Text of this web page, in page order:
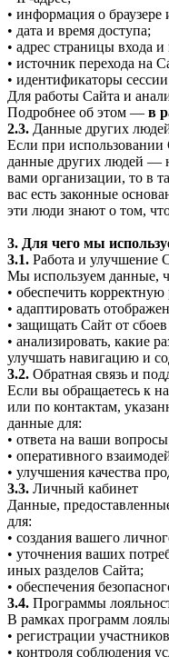
• информация о браузере
• дата и время доступа;
• адрес страницы входа и
• источник перехода на
• идентификаторы
Для работы Сайта и
Подробнее об этом — в
2.3. Данные других
Если при использовании
данные других людей —
вами организации, то в
вас есть законные
эти люди знают о том,
3. Для чего мы
3.1. Работа и улучшение
Мы используем данные,
• обеспечить
• адаптировать
• защищать Сайт от
• анализировать, какие
улучшать навигацию и
3.2. Обратная связь и
Если вы обращаетесь к
или по контактам,
данные для:
• ответа на ваши
• оперативного
• улучшения качества
3.3. Личный кабинет
Данные,
для:
• создания вашего
• уточнения ваших
иных разделов Сайта;
• обеспечения
3.4. Программы
В рамках программ
• регистрации
• контроля соблюдения